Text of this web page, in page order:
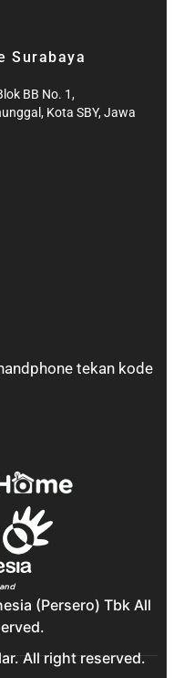
Surabaya
BB No. 1,
Kota SBY, Jawa
tekan kode
(Persero) Tbk All
All right reserved.